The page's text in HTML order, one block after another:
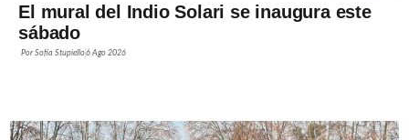
El mural del Indio Solari se inaugura este
sábado
PorSofía Stupiello6 Ago 2026